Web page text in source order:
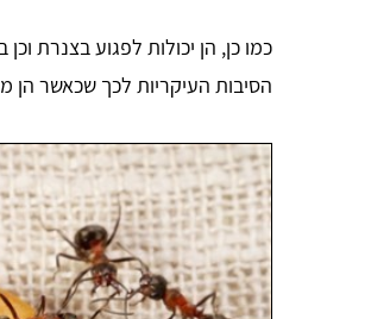
כמו כן, הן יכולות לפגוע בצנרת
הסיבות העיקריות לכך שכאשר הן
אבישי אדרי